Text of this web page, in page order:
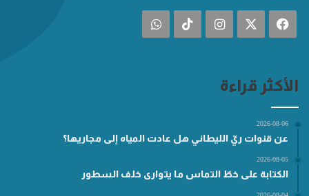
فيسبوك انستقرام ‫TikTokواتساب
الأكثر قراءة
2026-08-06
عن قنوات ريّ الليطاني هل عادت المياه إلى مجاريها؟
2026-08-05
الكتابة على خطّ التماس ما يتوارى خلف السطور